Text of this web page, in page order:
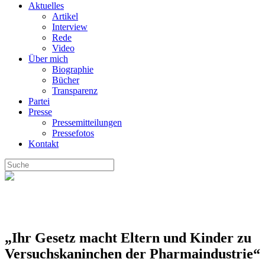
Aktuelles
Artikel
Interview
Rede
Video
Über mich
Biographie
Bücher
Transparenz
Partei
Presse
Pressemitteilungen
Pressefotos
Kontakt
„Ihr Gesetz macht Eltern und Kinder zu
Versuchskaninchen der Pharmaindustrie“